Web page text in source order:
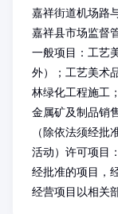
嘉祥街道机场路
嘉祥县市场监督
一般项目：工艺
外）；工艺美术
林绿化工程施工
金属矿及制品销
（除依法须经批
活动）许可项目
经批准的项目，
经营项目以相关